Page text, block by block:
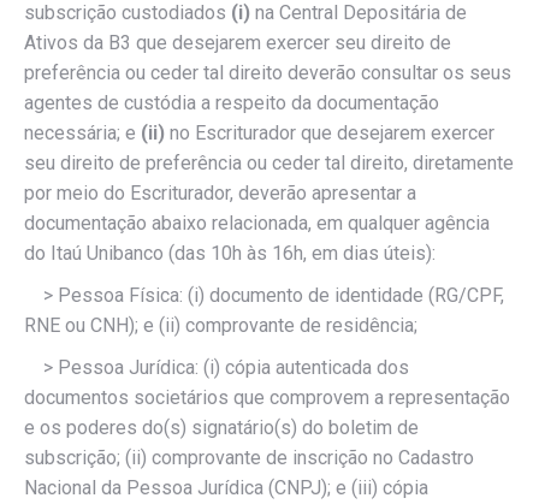
subscrição custodiados (i) na Central Depositária de
Ativos da B3 que desejarem exercer seu direito de
preferência ou ceder tal direito deverão consultar os seus
agentes de custódia a respeito da documentação
necessária; e (ii) no Escriturador que desejarem exercer
seu direito de preferência ou ceder tal direito, diretamente
por meio do Escriturador, deverão apresentar a
documentação abaixo relacionada, em qualquer agência
do Itaú Unibanco (das 10h às 16h, em dias úteis):
> Pessoa Física: (i) documento de identidade (RG/CPF,
RNE ou CNH); e (ii) comprovante de residência;
> Pessoa Jurídica: (i) cópia autenticada dos
documentos societários que comprovem a representação
e os poderes do(s) signatário(s) do boletim de
subscrição; (ii) comprovante de inscrição no Cadastro
Nacional da Pessoa Jurídica (CNPJ); e (iii) cópia